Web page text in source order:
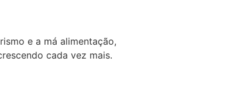
e a má alimentação,
cada vez mais.